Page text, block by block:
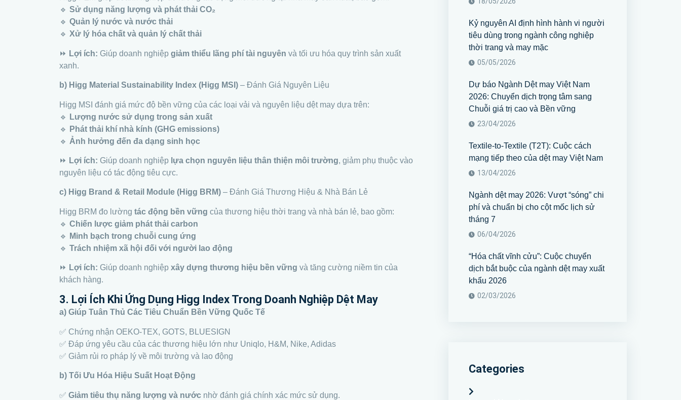
🔹 Sử dụng năng lượng và phát thải CO₂
🔹 Quản lý nước và nước thải
🔹 Xử lý hóa chất và quản lý chất thải
⏩ Lợi ích: Giúp doanh nghiệp giảm thiểu lãng phí tài nguyên và tối ưu hóa quy trình sản xuất
xanh.
b) Higg Material Sustainability Index (Higg MSI) – Đánh Giá Nguyên Liệu
Higg MSI đánh giá mức độ bền vững của các loại vải và nguyên liệu dệt may dựa trên:
🔹
Lượng nước sử dụng trong sản xuất
🔹
Phát thải khí nhà kính (GHG emissions)
🔹 Ảnh hưởng đến đa dạng sinh học
⏩ Lợi ích: Giúp doanh nghiệp lựa chọn nguyên liệu thân thiện môi trường, giảm phụ thuộc vào
nguyên liệu có tác động tiêu cực.
c) Higg Brand & Retail Module (Higg BRM) – Đánh Giá Thương Hiệu & Nhà Bán Lẻ
Higg BRM đo lường tác động bền vững của thương hiệu thời trang và nhà bán lẻ, bao gồm:
🔹 Chiến lược giảm phát thải carbon
🔹
Minh bạch trong chuỗi cung ứng
🔹 Trách nhiệm xã hội đối với người lao động
⏩ Lợi ích: Giúp doanh nghiệp xây dựng thương hiệu bền vững và tăng cường niềm tin của
khách hàng.
3. Lợi Ích Khi Ứng Dụng Higg Index Trong Doanh Nghiệp Dệt May
a) Giúp Tuân Thủ Các Tiêu Chuẩn Bền Vững Quốc Tế
✅ Chứng nhận OEKO-TEX, GOTS, BLUESIGN
✅ Đáp ứng yêu cầu của các thương hiệu lớn như Uniqlo, H&M, Nike, Adidas
✅ Giảm rủi ro pháp lý về môi trường và lao động
b) Tối Ưu Hóa Hiệu Suất Hoạt Động
✅ Giảm tiêu thụ năng lượng và nước nhờ đánh giá chính xác mức sử dụng.
Kỷ nguyên AI định hình hành vi người
tiêu dùng trong ngành công nghiệp
thời trang và may mặc
05/05/2026
Dự báo Ngành Dệt may Việt Nam
2026: Chuyển dịch trọng tâm sang
Chuỗi giá trị cao và Bền vững
23/04/2026
Textile-to-Textile (T2T): Cuộc cách
mạng tiếp theo của dệt may Việt Nam
13/04/2026
Ngành dệt may 2026: Vượt “sóng” chi
phí và chuẩn bị cho cột mốc lịch sử
tháng 7
06/04/2026
“Hóa chất vĩnh cửu”: Cuộc chuyển
dịch bắt buộc của ngành dệt may xuất
khẩu 2026
02/03/2026
Categories